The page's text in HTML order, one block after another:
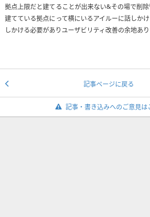
拠点上限だと建てることが出来ない&その場で削除
建てている拠点にって横にいるアイルーに話しか
しかける必要がありユーザビリティ改善の余地あり
記事ページに戻る
記事・書き込みへのご意見は